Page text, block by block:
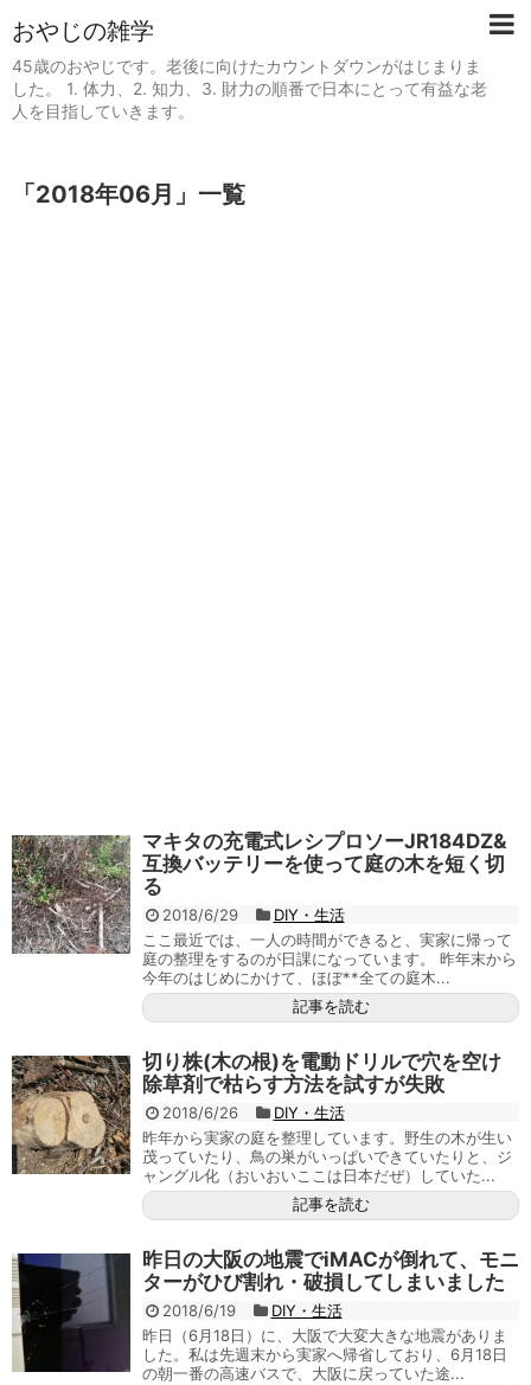
おやじの雑学
45歳のおやじです。老後に向けたカウントダウンがはじまりま
した。 1. 体力、2. 知力、3. 財力の順番で日本にとって有益な老
人を目指していきます。
「2018年06月 」 一覧
マキタの充電式レシプロソーJR184DZ&
互換バッテリーを使って庭の木を短く切
る
2018/6/29
DIY・生活
ここ最近では、一人の時間ができると、実家に帰って
庭の整理をするのが日課になっています。 昨年末から
今年のはじめにかけて、ほぼ**全ての庭木...
記事を読む
切り株(木の根)を電動ドリルで穴を空け
除草剤で枯らす方法を試すが失敗
2018/6/26
DIY・生活
昨年から実家の庭を整理しています。野生の木が生い
茂っていたり、鳥の巣がいっぱいできていたりと、ジ
ャングル化（おいおいここは日本だぜ）していた...
記事を読む
昨日の大阪の地震でiMACが倒れて、モニ
ターがひび割れ・破損してしまいました
2018/6/19
DIY・生活
昨日（6月18日）に、大阪で大変大きな地震がありま
した。私は先週末から実家へ帰省しており、6月18日
の朝一番の高速バスで、大阪に戻っていた途...